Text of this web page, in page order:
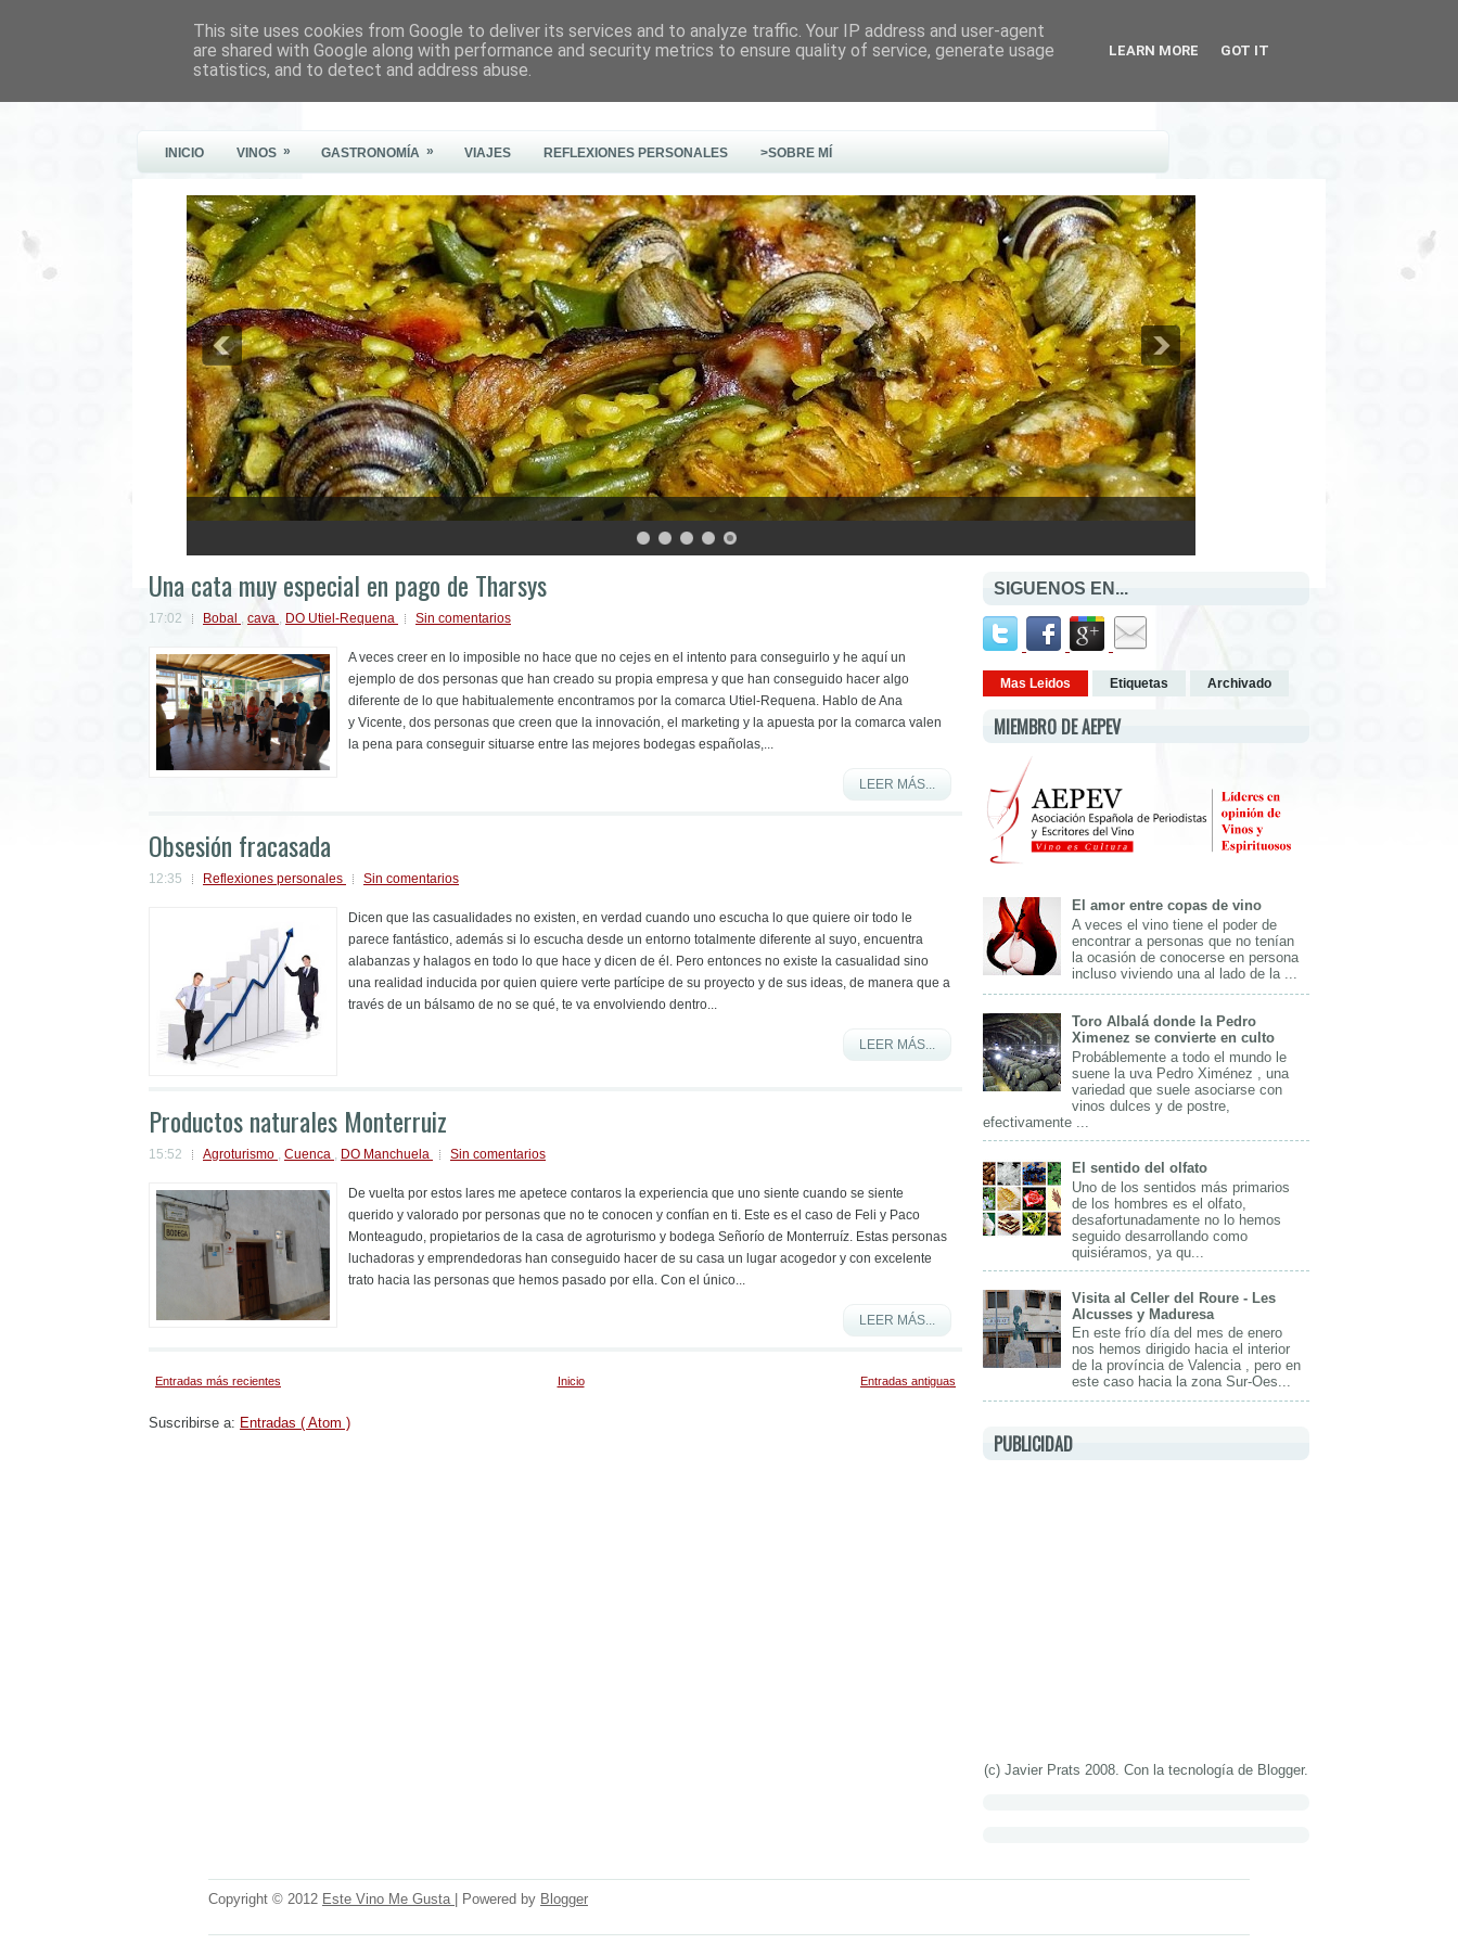
Este Vino Me Gusta
INICIO VINOS » GASTRONOMÍA » VIAJES REFLEXIONES PERSONALES >SOBRE MÍ
Una cata muy especial en pago de Tharsys
17:02 Bobal , cava , DO Utiel-Requena Sin comentarios
A veces creer en lo imposible no hace que no cejes en el intento para conseguirlo y he aquí un
ejemplo de dos personas que han creado su propia empresa y que han conseguido hacer algo
diferente de lo que habitualemente encontramos por la comarca Utiel-Requena. Hablo de Ana
y Vicente, dos personas que creen que la innovación, el marketing y la apuesta por la comarca valen
la pena para conseguir situarse entre las mejores bodegas españolas,...
LEER MÁS...
Obsesión fracasada
12:35 Reflexiones personales Sin comentarios
Dicen que las casualidades no existen, en verdad cuando uno escucha lo que quiere oir todo le
parece fantástico, además si lo escucha desde un entorno totalmente diferente al suyo, encuentra
alabanzas y halagos en todo lo que hace y dicen de él. Pero entonces no existe la casualidad sino
una realidad inducida por quien quiere verte partícipe de su proyecto y de sus ideas, de manera que a
través de un bálsamo de no se qué, te va envolviendo dentro...
LEER MÁS...
Productos naturales Monterruiz
15:52 Agroturismo , Cuenca , DO Manchuela Sin comentarios
De vuelta por estos lares me apetece contaros la experiencia que uno siente cuando se siente
querido y valorado por personas que no te conocen y confían en ti. Este es el caso de Feli y Paco
Monteagudo, propietarios de la casa de agroturismo y bodega Señorío de Monterruíz. Estas personas
luchadoras y emprendedoras han conseguido hacer de su casa un lugar acogedor y con excelente
trato hacia las personas que hemos pasado por ella. Con el único...
LEER MÁS...
Entradas más recientes Entradas antiguas
Inicio
Suscribirse a: Entradas ( Atom )
SIGUENOS EN...
Mas Leidos Etiquetas Archivado
MIEMBRO DE AEPEV
El amor entre copas de vino
A veces el vino tiene el poder de
encontrar a personas que no tenían
la ocasión de conocerse en persona
incluso viviendo una al lado de la ...
Toro Albalá donde la Pedro
Ximenez se convierte en culto
Probáblemente a todo el mundo le
suene la uva Pedro Ximénez , una
variedad que suele asociarse con
vinos dulces y de postre,
efectivamente ...
El sentido del olfato
Uno de los sentidos más primarios
de los hombres es el olfato,
desafortunadamente no lo hemos
seguido desarrollando como
quisiéramos, ya qu...
Visita al Celler del Roure - Les
Alcusses y Maduresa
En este frío día del mes de enero
nos hemos dirigido hacia el interior
de la província de Valencia , pero en
este caso hacia la zona Sur-Oes...
PUBLICIDAD
(c) Javier Prats 2008. Con la tecnología de Blogger.
Copyright © 2012 Este Vino Me Gusta | Powered by Blogger
This site uses cookies from Google to deliver its services and to analyze traffic. Your IP address and user-agent
are shared with Google along with performance and security metrics to ensure quality of service, generate usage
statistics, and to detect and address abuse.
LEARN MORE GOT IT